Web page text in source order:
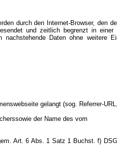
durch den Internet-Browser, den
und zeitlich begrenzt in einer
Daten ohne weitere
gelangt (sog. Referrer-URL,
der Name des vom
Art. 6 Abs. 1 Satz 1 Buchst. f)